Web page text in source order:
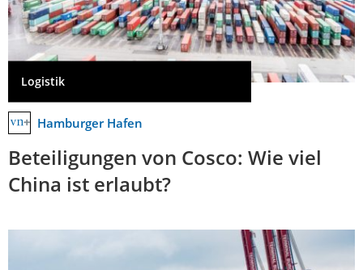
Logistik
Hamburger Hafen
Beteiligungen von Cosco: Wie viel
China ist erlaubt?